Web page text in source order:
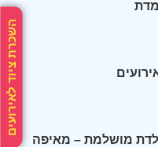
השכרת ציוד לאירועים
מושלמת – מאיפה